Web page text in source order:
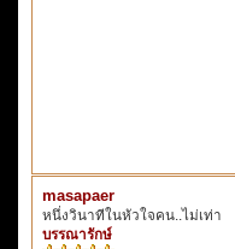
masapaer
หนึ่งวินาทีในหัวใจคน..ไม่เท่า
บรรณารักษ์